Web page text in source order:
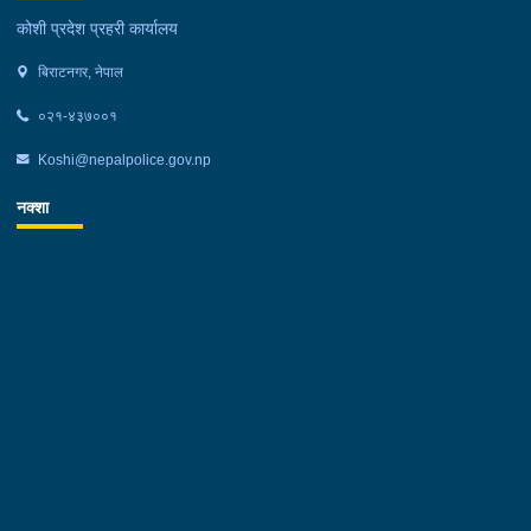
अधिकृतहरु लगायत प्रहरी कर्मचारीहरुको उपस्थिति रहेको थियो ।
कोशी प्रदेश प्रहरी कार्यालय
बिराटनगर, नेपाल
०२१-४३७००१
Koshi@nepalpolice.gov.np
नक्शा